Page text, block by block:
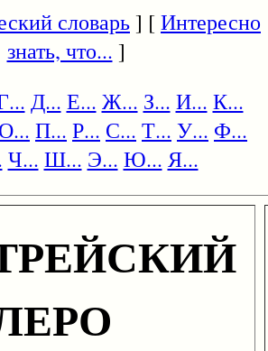
словарь] [Интересно
знать, что... ]
Д... Е... Ж... З... И... К...
О... П... Р... С... Т... У... Ф...
Ч... Ш... Э... Ю... Я...